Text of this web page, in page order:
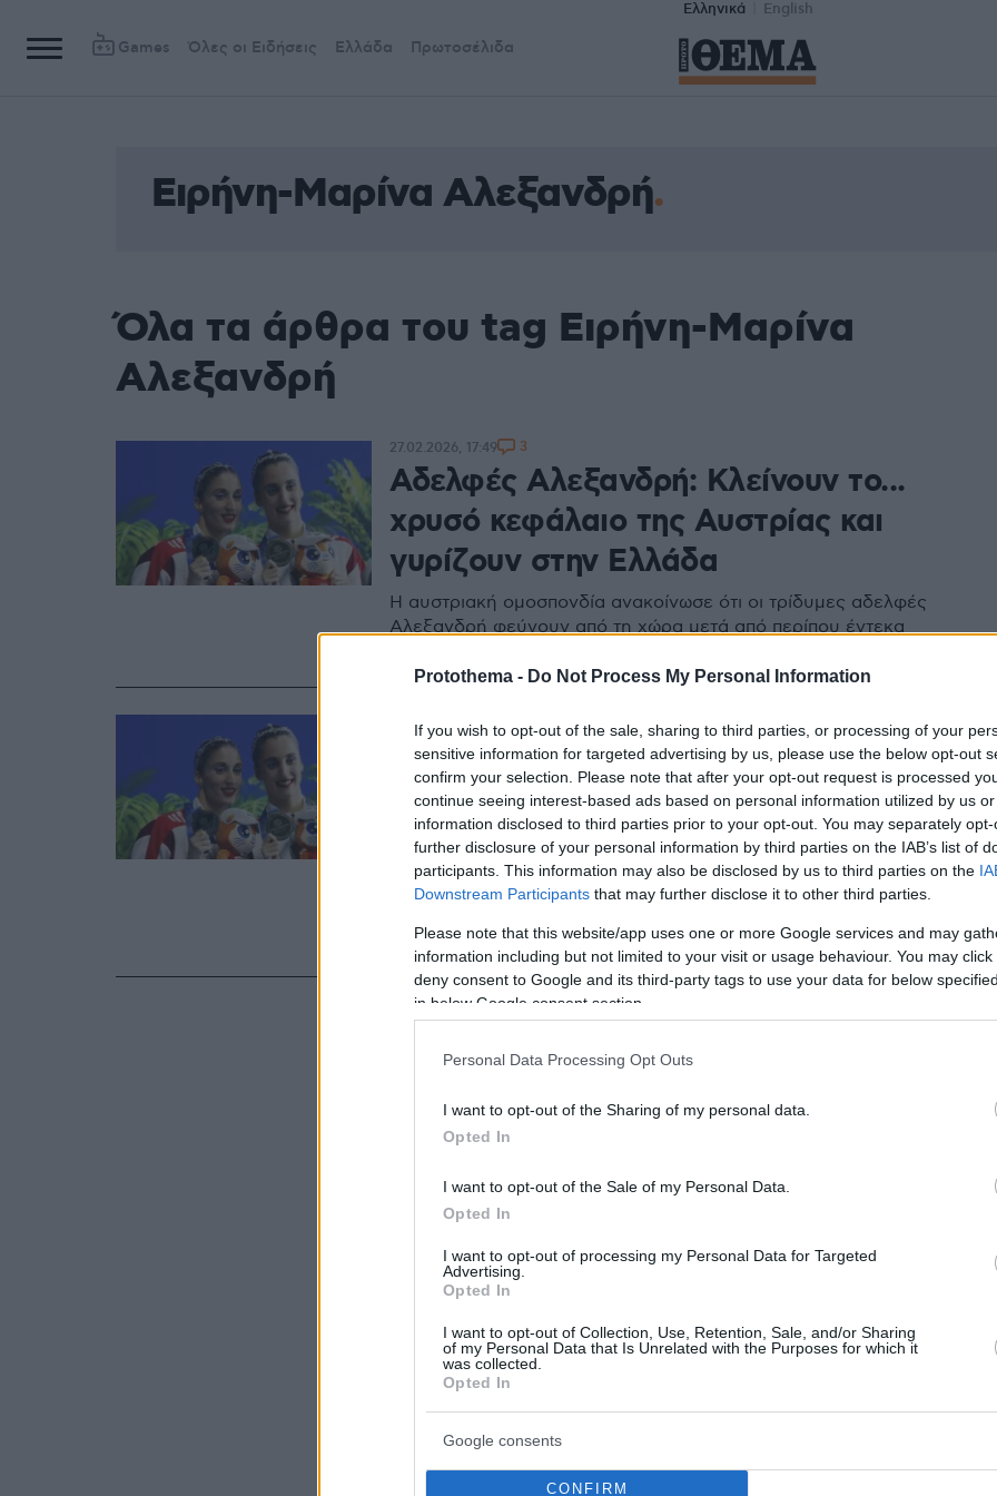
Protothema - Do Not Process My Personal Information
If you wish to opt-out of the sale, sharing to third parties, or processing of your
sensitive information for targeted advertising by us, please use the below opt-out
confirm your selection. Please note that after your opt-out request is processed
continue seeing interest-based ads based on personal information utilized by us
information disclosed to third parties prior to your opt-out. You may separately
further disclosure of your personal information by third parties on the IAB’s list of
participants. This information may also be disclosed by us to third parties on the
Downstream Participants that may further disclose it to other third parties.
Please note that this website/app uses one or more Google services and may
information including but not limited to your visit or usage behaviour. You may
deny consent to Google and its third-party tags to use your data for below
in below Google consent section.
Personal Data Processing Opt Outs
I want to opt-out of the Sharing of my personal data.
Opted In
I want to opt-out of the Sale of my Personal Data.
Opted In
I want to opt-out of processing my Personal Data for Targeted
Advertising.
Opted In
I want to opt-out of Collection, Use, Retention, Sale, and/or Sharing
of my Personal Data that Is Unrelated with the Purposes for which it
was collected.
Opted In
Google consents
CONFIRM
Ελληνικά English
Games Όλες οι Ειδήσεις Ελλάδα Πρωτοσέλιδα
Ειρήνη-Μαρίνα Αλεξανδρή
Όλα τα άρθρα του tag Ειρήνη-Μαρίνα
Αλεξανδρή
Αδελφές Αλεξανδρή: Κλείνουν το...
χρυσό κεφάλαιο της Αυστρίας και
γυρίζουν στην Ελλάδα
Η αυστριακή ομοσπονδία ανακοίνωσε ότι οι τρίδυμες αδελφές
Αλεξανδρή φεύγουν από τη χώρα μετά από περίπου έντεκα
27.02.2026, 17:49 3
Καλλιτεχνική κολύμβηση: Χρυσό
μετάλλιο με την Αυστρία στο
Παγκόσμιο πρωτάθλημα οι αδελφές
Αλεξανδρή - Βίντεο, φωτογραφίες
πρόγραμμα του ντουέτου στη Σιγκαπούρη
21.07.2025, 17:05